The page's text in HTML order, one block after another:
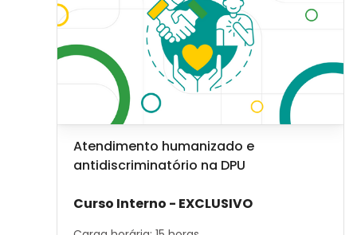
Image de cours
Nom du cours
Atendimento humanizado e
antidiscriminatório na DPU
Curso Interno - EXCLUSIVO